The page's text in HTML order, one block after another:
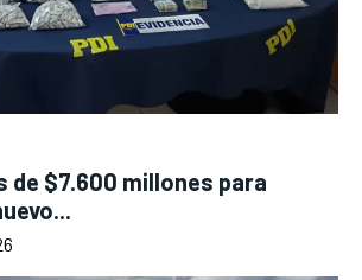
de $7.600 millones para